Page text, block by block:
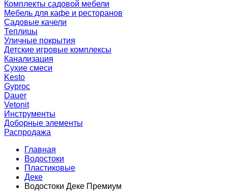
Комплекты садовой мебели
Мебель для кафе и ресторанов
Садовые качели
Теплицы
Уличные покрытия
Детские игровые комплексы
Канализация
Сухие смеси
Kesto
Gyproc
Dauer
Vetonit
Инструменты
Доборные элементы
Распродажа
Главная
Водостоки
Пластиковые
Деке
Водостоки Деке Премиум